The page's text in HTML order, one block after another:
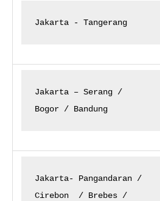
Jakarta - Tangerang
Jakarta – Serang /
Bogor / Bandung
Jakarta- Pangandaran /
Cirebon
/ Brebes /